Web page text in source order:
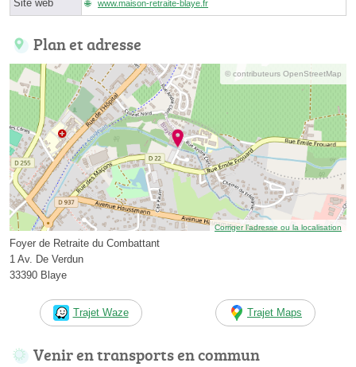
Site web www.maison-retraite-blaye.fr
Plan et adresse
© contributeurs OpenStreetMap
Corriger l’adresse ou la localisation
Foyer de Retraite du Combattant
1 Av. De Verdun
33390 Blaye
Trajet Waze Trajet Maps
Venir en transports en commun